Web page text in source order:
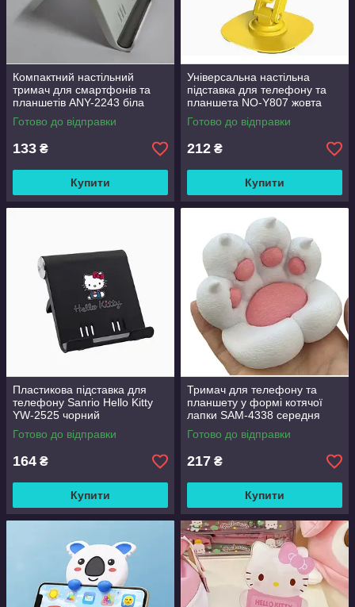
Компактний настільний
тримач для смартфонів та
планшетів ANY-2243 біла
Готово до відправки
133 ₴
Купити
Універсальна настільна
підставка для телефону та
планшета NO-Y807 жовта
Готово до відправки
212 ₴
Купити
Пластикова підставка для
телефону Sanrio Hello Kitty
YW-2525 чорний
Готово до відправки
164 ₴
Купити
Тримач для телефону та
планшету у формі котячої
лапки SAM-4338 середня
Готово до відправки
217 ₴
Купити